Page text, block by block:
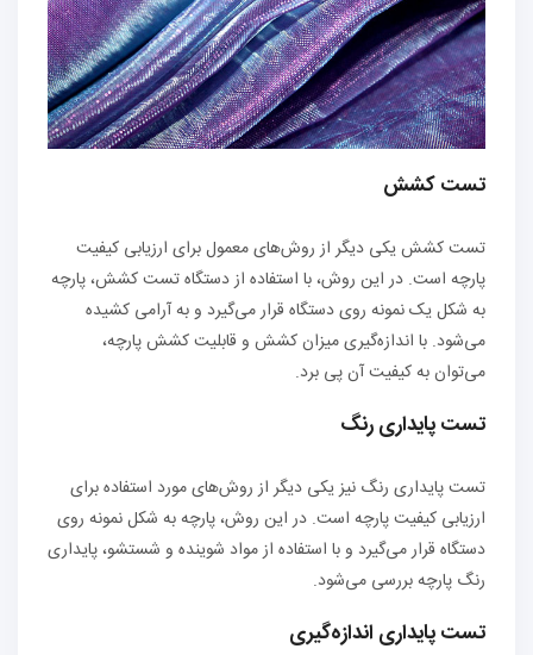
تست کشش
تست کشش یکی دیگر از روش‌های معمول برای ارزیابی کیفیت
پارچه است. در این روش، با استفاده از دستگاه تست کشش، پارچه
به شکل یک نمونه روی دستگاه قرار می‌گیرد و به آرامی کشیده
می‌شود. با اندازه‌گیری میزان کشش و قابلیت کشش پارچه،
می‌توان به کیفیت آن پی برد.
تست پایداری رنگ
تست پایداری رنگ نیز یکی دیگر از روش‌های مورد استفاده برای
ارزیابی کیفیت پارچه است. در این روش، پارچه به شکل نمونه روی
دستگاه قرار می‌گیرد و با استفاده از مواد شوینده و شستشو، پایداری
رنگ پارچه بررسی می‌شود.
تست پایداری اندازه‌گیری